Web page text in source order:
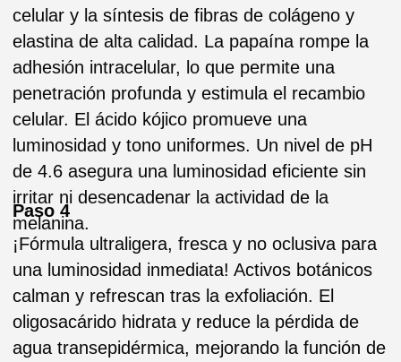
Paso 6
Mascarilla de algas que ilumina al instante la
piel del rostro. La mascarilla promueve una
luminosidad uniforme en la piel y estimula la
producción natural de colágeno para reducir la
visibilidad de las líneas de expresión y arrugas.
Los polisacáridos de las algas mejoran la
función de barrera de la piel y previenen la
pérdida de agua por vía epidérmica. Tiene un
efecto calmante sobre la piel.
Paso 7
De textura ligera y de fácil absorción, el Serum
Illustrious es rico en polisacáridos. Ilumina e
hidrata la piel del rostro gracias a sus principios
realzando un tono blanco puro. Con
propiedades calmantes y antiinflamatorias,
neutraliza los radicales libres. El proceso
osmótico al aplicarlo sobre Hydro Fusion
permite la penetración óptima de activos.